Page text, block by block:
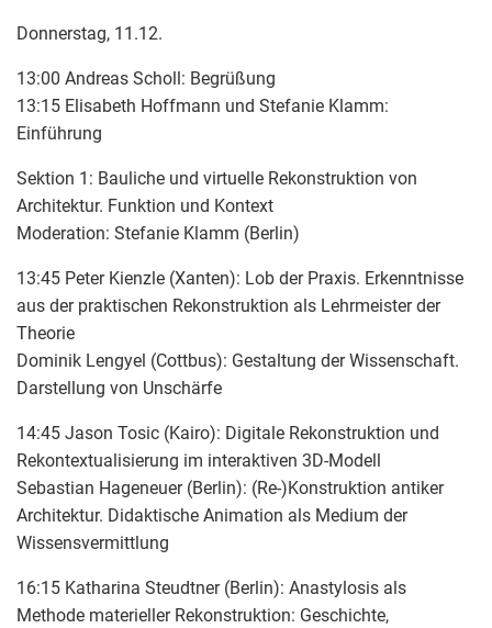
Donnerstag, 11.12.
13:00 Andreas Scholl: Begrüßung
13:15 Elisabeth Hoffmann und Stefanie Klamm:
Einführung
Sektion 1: Bauliche und virtuelle Rekonstruktion von
Architektur. Funktion und Kontext
Moderation: Stefanie Klamm (Berlin)
13:45 Peter Kienzle (Xanten): Lob der Praxis. Erkenntnisse
aus der praktischen Rekonstruktion als Lehrmeister der
Theorie
Dominik Lengyel (Cottbus): Gestaltung der Wissenschaft.
Darstellung von Unschärfe
14:45 Jason Tosic (Kairo): Digitale Rekonstruktion und
Rekontextualisierung im interaktiven 3D-Modell
Sebastian Hageneuer (Berlin): (Re-)Konstruktion antiker
Architektur. Didaktische Animation als Medium der
Wissensvermittlung
16:15 Katharina Steudtner (Berlin): Anastylosis als
Methode materieller Rekonstruktion: Geschichte,